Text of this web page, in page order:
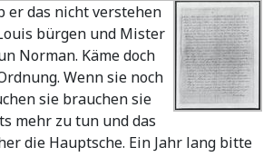
er das nicht verstehen
bürgen und Mister
Norman. Käme doch
Wenn sie noch
sie brauchen sie
mehr zu tun und das
die Hauptsche. Ein Jahr lang bitte